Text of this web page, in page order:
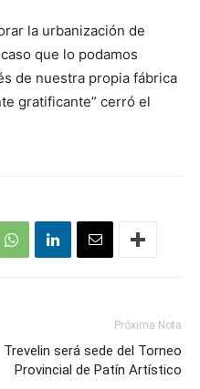
la urbanización de
que lo podamos
de nuestra propia fábrica
gratificante” cerró el
Próxima Nota
Trevelin será sede del Torneo
Provincial de Patín Artístico